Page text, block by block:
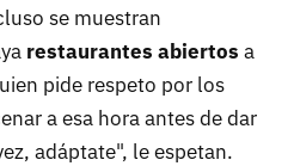
se muestran
restaurantes abiertos a
pide respeto por los
a esa hora antes de dar
adáptate", le espetan.